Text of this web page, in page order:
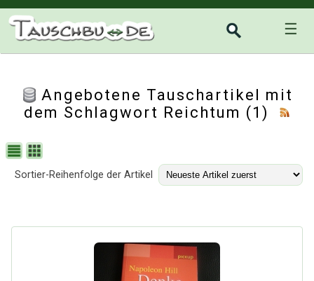
☰
Angebotene Tauschartikel mit
dem Schlagwort Reichtum (1)
Sortier-Reihenfolge der Artikel